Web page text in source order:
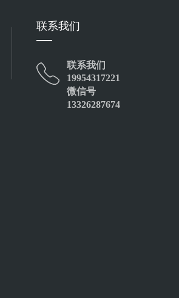
联系我们
联系我们
19954317221
微信号
13326287674